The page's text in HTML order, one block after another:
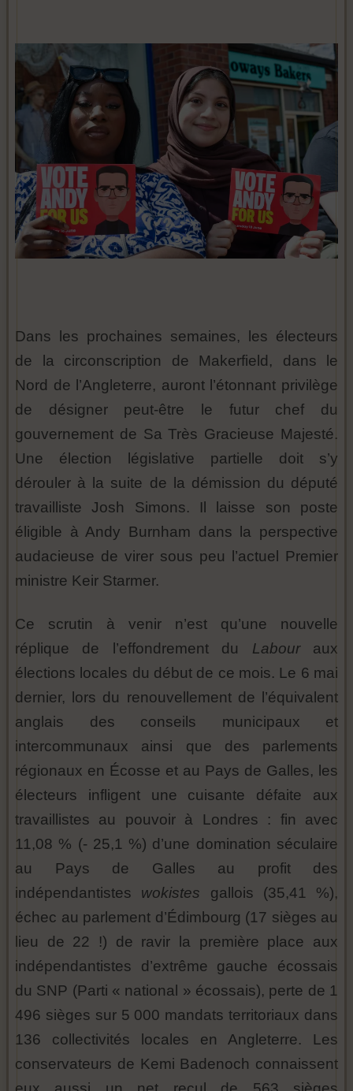
Dans les prochaines semaines, les électeurs
de la circonscription de Makerfield, dans le
Nord de l’Angleterre, auront l’étonnant privilège
de désigner peut-être le futur chef du
gouvernement de Sa Très Gracieuse Majesté.
Une élection législative partielle doit s’y
dérouler à la suite de la démission du député
travailliste Josh Simons. Il laisse son poste
éligible à Andy Burnham dans la perspective
audacieuse de virer sous peu l’actuel Premier
ministre Keir Starmer.
Ce scrutin à venir n’est qu’une nouvelle
réplique de l’effondrement du Labouraux
élections locales du début de ce mois. Le 6 mai
dernier, lors du renouvellement de l’équivalent
anglais des conseils municipaux et
intercommunaux ainsi que des parlements
régionaux en Écosse et au Pays de Galles, les
électeurs infligent une cuisante défaite aux
travaillistes au pouvoir à Londres : fin avec
11,08 % (- 25,1 %) d’une domination séculaire
au Pays de Galles au profit des
indépendantistes wokistes gallois (35,41 %),
échec au parlement d’Édimbourg (17 sièges au
lieu de 22 !) de ravir la première place aux
indépendantistes d’extrême gauche écossais
du SNP (Parti « national » écossais), perte de 1
496 sièges sur 5 000 mandats territoriaux dans
136 collectivités locales en Angleterre. Les
conservateurs de Kemi Badenoch connaissent